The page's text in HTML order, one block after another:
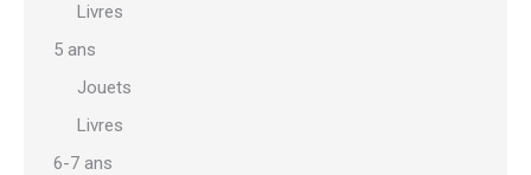
Livres
5 ans
Jouets
Livres
6-7 ans